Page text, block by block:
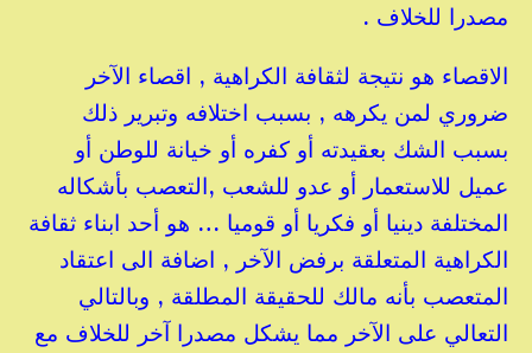
مصدرا للخلاف .
الاقصاء هو نتيجة لثقافة الكراهية , اقصاء الآخر
ضروري لمن يكرهه , بسبب اختلافه وتبرير ذلك
بسبب الشك بعقيدته أو كفره أو خيانة للوطن أو
عميل للاستعمار أو عدو للشعب ,التعصب بأشكاله
المختلفة دينيا أو فكريا أو قوميا … هو أحد ابناء ثقافة
الكراهية المتعلقة برفض الآخر , اضافة الى اعتقاد
المتعصب بأنه مالك للحقيقة المطلقة , وبالتالي
التعالي على الآخر مما يشكل مصدرا آخر للخلاف مع